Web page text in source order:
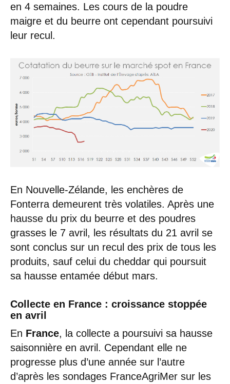
en 4 semaines. Les cours de la poudre
maigre et du beurre ont cependant poursuivi
leur recul.
En Nouvelle-Zélande, les enchères de
Fonterra demeurent très volatiles. Après une
hausse du prix du beurre et des poudres
grasses le 7 avril, les résultats du 21 avril se
sont conclus sur un recul des prix de tous les
produits, sauf celui du cheddar qui poursuit
sa hausse entamée début mars.
Collecte en France : croissance stoppée
en avril
En France, la collecte a poursuivi sa hausse
saisonnière en avril. Cependant elle ne
progresse plus d’une année sur l’autre
d’après les sondages FranceAgriMer sur les